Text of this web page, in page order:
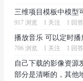
三维项目模板中模型
917 浏览 1 关注 1 回答
播放音乐 可以定时播
706 浏览 1 关注 1 回答
自己下载的影像资源
部分是清晰的，其他